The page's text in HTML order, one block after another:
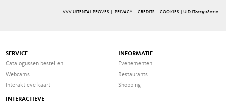
VVV ULTENTAL-PROVES | PRIVACY| CREDITS| COOKIES | UID IT02291180210
SERVICE
Catalogussen bestellen
Webcams
Interaktieve kaart
INFORMATIE
Evenementen
Restaurants
Shopping
INTERACTIEVE